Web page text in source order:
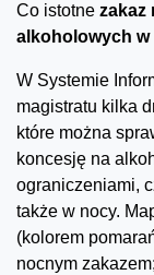
Co istotne zakaz
alkoholowych w
W Systemie
magistratu kilka
które można
koncesję na
ograniczeniami,
także w nocy.
(kolorem
nocnym